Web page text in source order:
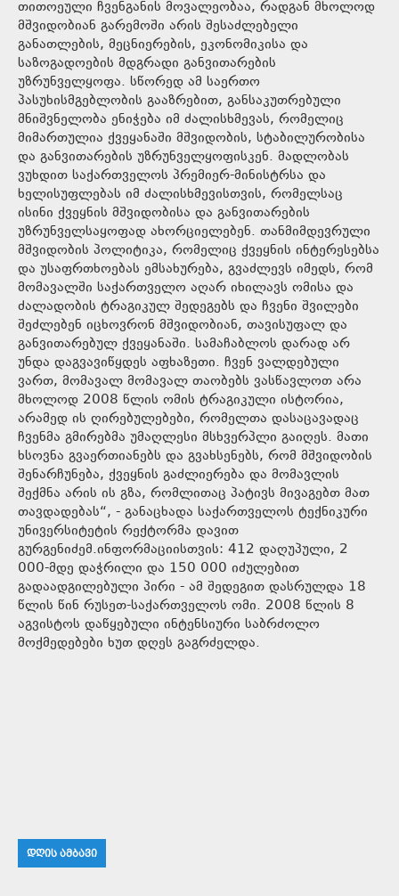
თითოეული ჩვენგანის მოვალეობაა, რადგან მხოლოდ
მშვიდობიან გარემოში არის შესაძლებელი
განათლების, მეცნიერების, ეკონომიკისა და
საზოგადოების მდგრადი განვითარების
უზრუნველყოფა. სწორედ ამ საერთო
პასუხისმგებლობის გააზრებით, განსაკუთრებული
მნიშვნელობა ენიჭება იმ ძალისხმევას, რომელიც
მიმართულია ქვეყანაში მშვიდობის, სტაბილურობისა
და განვითარების უზრუნველყოფისკენ. მადლობას
ვუხდით საქართველოს პრემიერ-მინისტრსა და
ხელისუფლებას იმ ძალისხმევისთვის, რომელსაც
ისინი ქვეყნის მშვიდობისა და განვითარების
უზრუნველსაყოფად ახორციელებენ. თანმიმდევრული
მშვიდობის პოლიტიკა, რომელიც ქვეყნის ინტერესებსა
და უსაფრთხოებას ემსახურება, გვაძლევს იმედს, რომ
მომავალში საქართველო აღარ იხილავს ომისა და
ძალადობის ტრაგიკულ შედეგებს და ჩვენი შვილები
შეძლებენ იცხოვრონ მშვიდობიან, თავისუფალ და
განვითარებულ ქვეყანაში. სამაჩაბლოს დარად არ
უნდა დაგვავიწყდეს აფხაზეთი. ჩვენ ვალდებული
ვართ, მომავალ მომავალ თაობებს ვასწავლოთ არა
მხოლოდ 2008 წლის ომის ტრაგიკული ისტორია,
არამედ ის ღირებულებები, რომელთა დასაცავადაც
ჩვენმა გმირებმა უმაღლესი მსხვერპლი გაიღეს. მათი
ხსოვნა გვაერთიანებს და გვახსენებს, რომ მშვიდობის
შენარჩუნება, ქვეყნის გაძლიერება და მომავლის
შექმნა არის ის გზა, რომლითაც პატივს მივაგებთ მათ
თავდადებას“, - განაცხადა საქართველოს ტექნიკური
უნივერსიტეტის რექტორმა დავით
გურგენიძემ.ინფორმაციისთვის: 412 დაღუპული, 2
000-მდე დაჭრილი და 150 000 იძულებით
გადაადგილებული პირი - ამ შედეგით დასრულდა 18
წლის წინ რუსეთ-საქართველოს ომი. 2008 წლის 8
აგვისტოს დაწყებული ინტენსიური საბრძოლო
მოქმედებები ხუთ დღეს გაგრძელდა.
ᲓᲦᲘᲡ ᲐᲛᲑᲐᲕᲘ